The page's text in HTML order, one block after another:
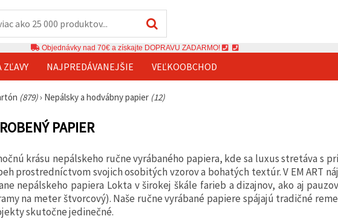
Objednávky nad 70€ a získajte DOPRAVU ZADARMO!
ZĽAVY NAJPREDÁVANEJŠIE VEĽKOOBCHOD
(879)› Nepálsky a hodvábny papier (12)
PAPIER
krásu nepálskeho ručne vyrábaného papiera, kde sa luxus stretáva s
prostredníctvom svojich osobitých vzorov a bohatých textúr. V EM ART
nepálskeho papiera Lokta v širokej škále farieb a dizajnov, ako aj
na meter štvorcový). Naše ručne vyrábané papiere spájajú tradičné
skutočne jedinečné.